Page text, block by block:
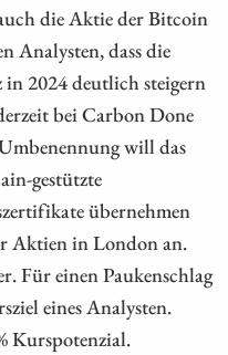
die Aktie der Bitcoin
Analysten, dass die
2024 deutlich steigern
bei Carbon Done
will das
gestützte
übernehmen
Aktien in London an.
Für einen Paukenschlag
eines Analysten.
Kurspotenzial.